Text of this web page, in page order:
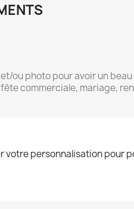
ou photo pour avoir un
commerciale, mariage,
votre personnalisation pour